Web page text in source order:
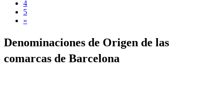
4
5
»
Denominaciones de Origen de las
comarcas de Barcelona